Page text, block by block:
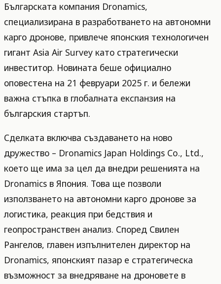
Българската компания Dronamics,
специализирана в разработването на автономни
карго дронове, привлече японския технологичен
гигант Asia Air Survey като стратегически
инвеститор. Новината беше официално
оповестена на 21 февруари 2025 г. и бележи
важна стъпка в глобалната експанзия на
българския стартъп.
Сделката включва създаването на ново
дружество – Dronamics Japan Holdings Co., Ltd.,
което ще има за цел да внедри решенията на
Dronamics в Япония. Това ще позволи
използването на автономни карго дронове за
логистика, реакция при бедствия и
геопространствен анализ. Според Свилен
Рангелов, главен изпълнителен директор на
Dronamics, японският пазар е стратегическа
възможност за внедряване на дроновете в